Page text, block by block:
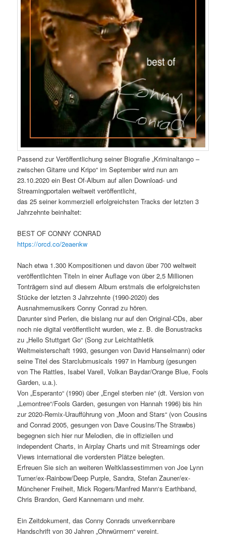
Passend zur Veröffentlichung seiner Biografie „Kriminaltango –
zwischen Gitarre und Kripo“ im September wird nun am
23.10.2020 ein Best Of-Album auf allen Download- und
Streamingportalen weltweit veröffentlicht,
das 25 seiner kommerziell erfolgreichsten Tracks der letzten 3
Jahrzehnte beinhaltet:
BEST OF CONNY CONRAD
https://orcd.co/2eaenkw
Nach etwa 1.300 Kompositionen und davon über 700 weltweit
veröffentlichten Titeln in einer Auflage von über 2,5 Millionen
Tonträgern sind auf diesem Album erstmals die erfolgreichsten
Stücke der letzten 3 Jahrzehnte (1990-2020) des
Ausnahmemusikers Conny Conrad zu hören.
Darunter sind Perlen, die bislang nur auf den Original-CDs, aber
noch nie digital veröffentlicht wurden, wie z. B. die Bonustracks
zu „Hello Stuttgart Go“ (Song zur Leichtathletik
Weltmeisterschaft 1993, gesungen von David Hanselmann) oder
seine Titel des Starclubmusicals 1997 in Hamburg (gesungen
von The Rattles, Isabel Varell, Volkan Baydar/Orange Blue, Fools
Garden, u.a.).
Von „Esperanto“ (1990) über „Engel sterben nie“ (dt. Version von
„Lemontree“/Fools Garden, gesungen von Hannah 1996) bis hin
zur 2020-Remix-Uraufführung von „Moon and Stars“ (von Cousins
and Conrad 2005, gesungen von Dave Cousins/The Strawbs)
begegnen sich hier nur Melodien, die in offiziellen und
independent Charts, in Airplay Charts und mit Streamings oder
Views international die vordersten Plätze belegten.
Erfreuen Sie sich an weiteren Weltklassestimmen von Joe Lynn
Turner/ex-Rainbow/Deep Purple, Sandra, Stefan Zauner/ex-
Münchener Freiheit, Mick Rogers/Manfred Mann‘s Earthband,
Chris Brandon, Gerd Kannemann und mehr.
Ein Zeitdokument, das Conny Conrads unverkennbare
Handschrift von 30 Jahren „Ohrwürmern“ vereint.